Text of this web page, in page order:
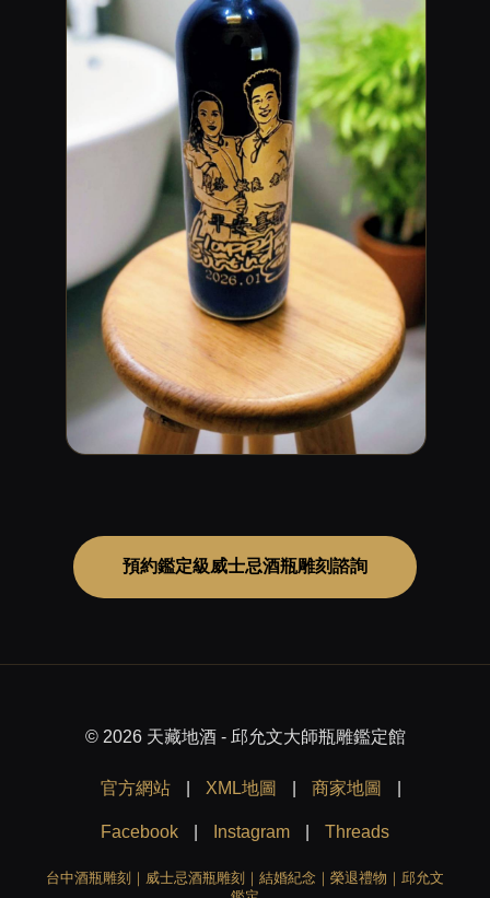
預約鑑定級威士忌酒瓶雕刻諮詢
© 2026 天藏地酒 - 邱允文大師瓶雕鑑定館
官方網站 XML地圖 商家地圖
Facebook Instagram Threads
台中酒瓶雕刻｜威士忌酒瓶雕刻｜結婚紀念｜榮退禮物｜邱允文